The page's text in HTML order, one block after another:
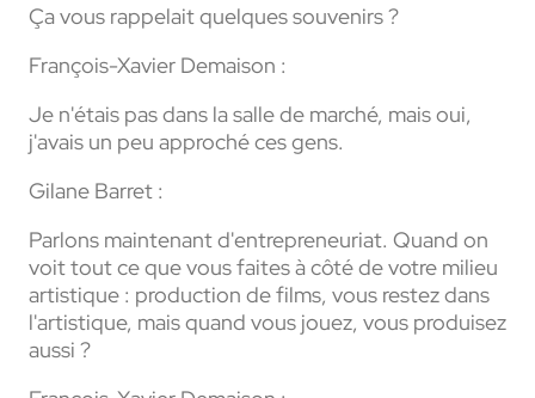
Ça vous rappelait quelques souvenirs ?
François-Xavier Demaison :
Je n'étais pas dans la salle de marché, mais oui,
j'avais un peu approché ces gens.
Gilane Barret :
Parlons maintenant d'entrepreneuriat. Quand on
voit tout ce que vous faites à côté de votre milieu
artistique : production de films, vous restez dans
l'artistique, mais quand vous jouez, vous produisez
aussi ?